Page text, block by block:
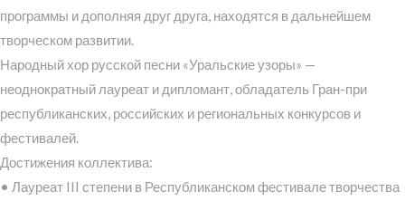
программы и дополняя друг друга, находятся в дальнейшем
творческом развитии.
Народный хор русской песни «Уральские узоры» —
неоднократный лауреат и дипломант, обладатель Гран-при
республиканских, российских и региональных конкурсов и
фестивалей.
Достижения коллектива:
• Лауреат III степени в Республиканском фестивале творчества